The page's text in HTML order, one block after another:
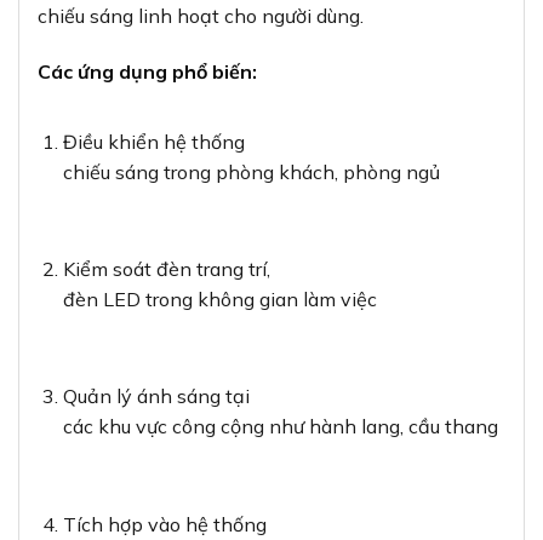
chiếu sáng linh hoạt cho người dùng.
Các ứng dụng phổ biến:
Điều khiển hệ thống
chiếu sáng trong phòng khách, phòng ngủ
Kiểm soát đèn trang trí,
đèn LED trong không gian làm việc
Quản lý ánh sáng tại
các khu vực công cộng như hành lang, cầu thang
Tích hợp vào hệ thống